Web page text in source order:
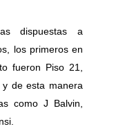
dispuestas a
los primeros en
fueron Piso 21,
de esta manera
como J Balvin,